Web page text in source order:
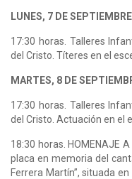
LUNES, 7 DE SEPTIEMBRE
17:30 horas. Talleres
del Cristo. Títeres en el
MARTES, 8 DE
17:30 horas. Talleres
del Cristo. Actuación en el
18:30 horas. HOMENAJE
placa en memoria del
Ferrera Martín”, situada